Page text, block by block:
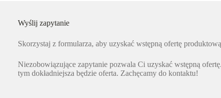
Wyślij zapytanie
Skorzystaj z formularza, aby uzyskać wstępną ofertę
Niezobowiązujące zapytanie pozwala Ci uzyskać wstępną
tym dokładniejsza będzie oferta. Zachęcamy do kontaktu!